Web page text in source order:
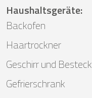
Haushaltsgeräte:
Backofen
Haartrockner
Geschirr und Besteck
Gefrierschrank